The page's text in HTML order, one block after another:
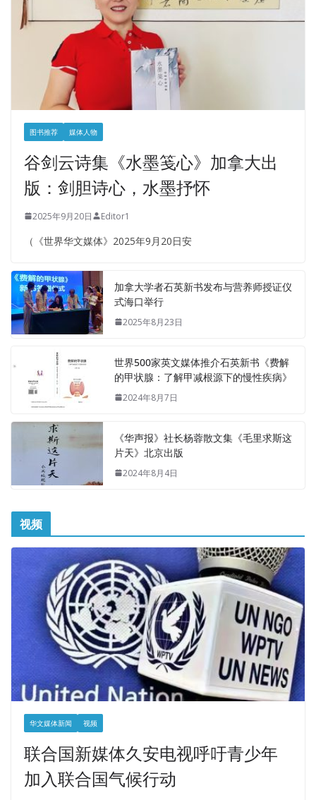
图书推荐 媒体人物
谷剑云诗集《水墨笺心》加拿大出
版：剑胆诗心，水墨抒怀
2025年9月20日 Editor1
（《世界华文媒体》2025年9月20日安
加拿大学者石英新书发布与营养师授证仪
式海口举行
2025年8月23日
世界500家英文媒体推介石英新书《费解
的甲状腺：了解甲减根源下的慢性疾病》
2024年8月7日
《华声报》社长杨蓉散文集《毛里求斯这
片天》北京出版
2024年8月4日
视频
华文媒体新闻 视频
联合国新媒体久安电视呼吁青少年
加入联合国气候行动